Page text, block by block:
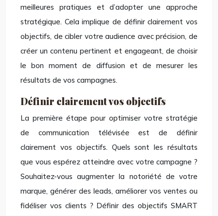
meilleures pratiques et d’adopter une approche
stratégique. Cela implique de définir clairement vos
objectifs, de cibler votre audience avec précision, de
créer un contenu pertinent et engageant, de choisir
le bon moment de diffusion et de mesurer les
résultats de vos campagnes.
Définir clairement vos objectifs
La première étape pour optimiser votre stratégie
de communication télévisée est de définir
clairement vos objectifs. Quels sont les résultats
que vous espérez atteindre avec votre campagne ?
Souhaitez-vous augmenter la notoriété de votre
marque, générer des leads, améliorer vos ventes ou
fidéliser vos clients ? Définir des objectifs SMART